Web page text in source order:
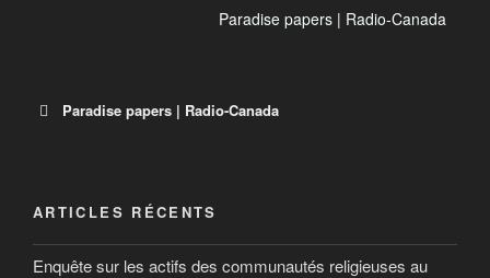
Paradise papers | Radio-Canada
Paradise papers | Radio-Canada
Paradise Papers | ICI Radio-Canada.ca
Des millions de documents confidentiels entre les
mains de centaines de journalistes: le monde des
ARTICLES RÉCENTS
Enquête sur les actifs des communautés religieuses au